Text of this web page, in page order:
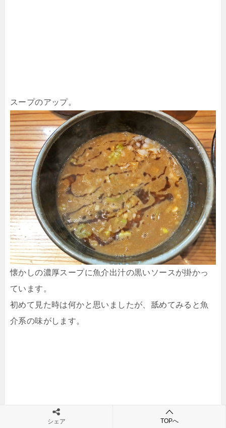
スープのアップ。
懐かしの濃厚スープに魚介出汁の黒いソースが掛かっ
ています。
初めて見た時は何かと思いましたが、舐めてみると魚
介系の味がします。
シェア TOPへ